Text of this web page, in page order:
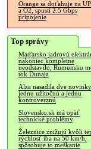
Orange sa doťahuje na
a O2, spustí 2.5 Gbps
pripojenie
Top správy
Maďarsko jadrovú
nakoniec kompletne
neodstavilo, Rumunsko
tok Dunaja
Alza nasadila dve novinky,
jednu užitočnú a jednu
kontroverznú
Slovensko.sk má opäť
technické problémy
Železnice znižujú kvôli
rýchlosť iba na 50 km/h,
spôsobuje to meškanie